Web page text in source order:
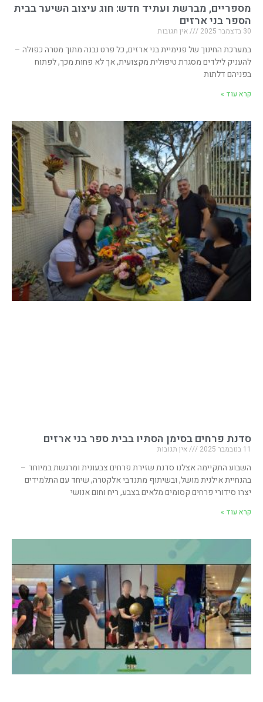
מספריים, מברשת ועתיד חדש: חוג עיצוב השיער בבית
הספר בני ארזים
30 בדצמבר 2025 אין תגובות
במערכת החינוך של פנימיית בני ארזים, כל פרט נבנה מתוך מטרה כפולה –
להעניק לילדים מסגרת טיפולית מקצועית, אך לא פחות מכך, לפתוח
בפניהם דלתות
קרא עוד »
סדנת פרחים בסימן הסתיו בבית ספר בני ארזים
11 בנובמבר 2025 אין תגובות
השבוע התקיימה אצלנו סדנת שזירת פרחים צבעונית ומרגשת במיוחד –
בהנחיית אילנית מושל, ובשיתוף מתנדבי אלקטרה, שיחד עם התלמידים
יצרו סידורי פרחים קסומים מלאים בצבע, ריח וחום אנושי
קרא עוד »